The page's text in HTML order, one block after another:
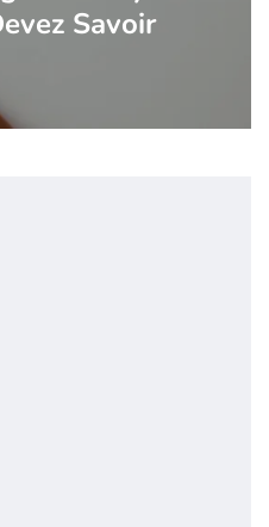
Savoir